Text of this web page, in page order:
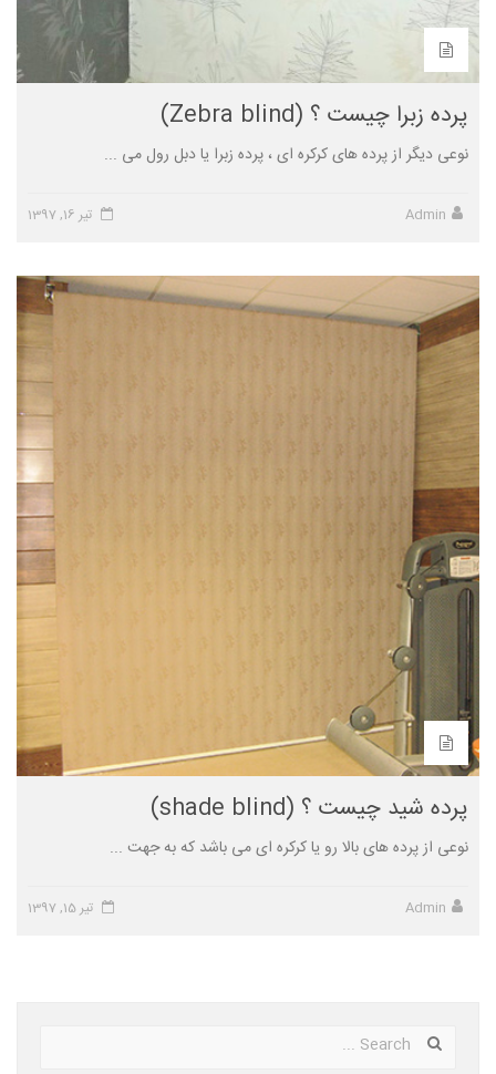
پرده زبرا چیست ؟ (Zebra blind)
نوعی دیگر از پرده های کرکره ای ، پرده زبرا یا دبل رول می ...
Admin تیر 16, 1397
پرده شید چیست ؟ (shade blind)
نوعی از پرده های بالا رو یا کرکره ای می باشد که به جهت ...
Admin تیر 15, 1397